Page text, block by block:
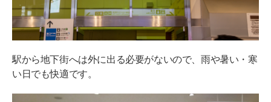
駅から地下街へは外に出る必要がないので、雨や暑い・寒
い日でも快適です。